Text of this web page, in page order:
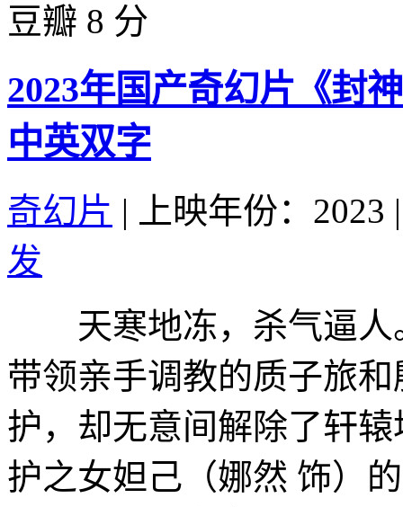
豆瓣 8 分
2023年国产奇幻片《封
中英双字
奇幻片 | 上映年份：2023 |
发
天寒地冻，杀气逼人
带领亲手调教的质子旅
护，却无意间解除了轩
护之女妲己（娜然 饰）